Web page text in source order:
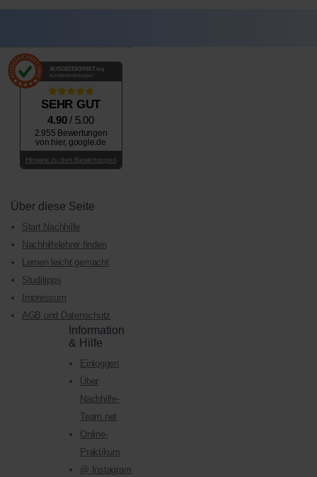
AUSGEZEICHNET .org
Kundenbewertungen
SEHR GUT
4.90/ 5.00
2.955 Bewertungen
von hier, google.de
Hinweis zu den Bewertungen
Über diese Seite
Start Nachhilfe
Nachhilfelehrer finden
Lernen leicht gemacht
Studitipps
Impressum
AGB und Datenschutz
Information
& Hilfe
Einloggen
Über
Nachhilfe-
Team.net
Online-
Praktikum
@ Instagram